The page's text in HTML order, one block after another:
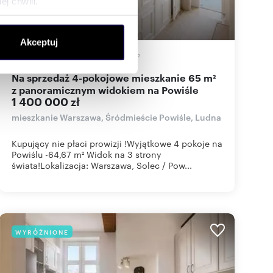
społecznościowym,
od Ciebie lub
Akceptuj
m zł/m 2
Na sprzedaż 4-pokojowe mieszkanie 65 m²
z panoramicznym widokiem na Powiśle
1 400 000 zł
mieszkanie Warszawa, Śródmieście Powiśle, Ludna
Kupujący nie płaci prowizji !Wyjątkowe 4 pokoje na
Powiślu -64,67 m² Widok na 3 strony
świata!Lokalizacja: Warszawa, Solec / Pow...
WYRÓŻNIONE